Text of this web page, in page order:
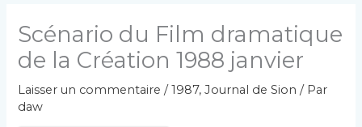
Scénario du Film dramatique
de la Création 1988 janvier
Laisser un commentaire /1987,Journal de Sion / Par
daw